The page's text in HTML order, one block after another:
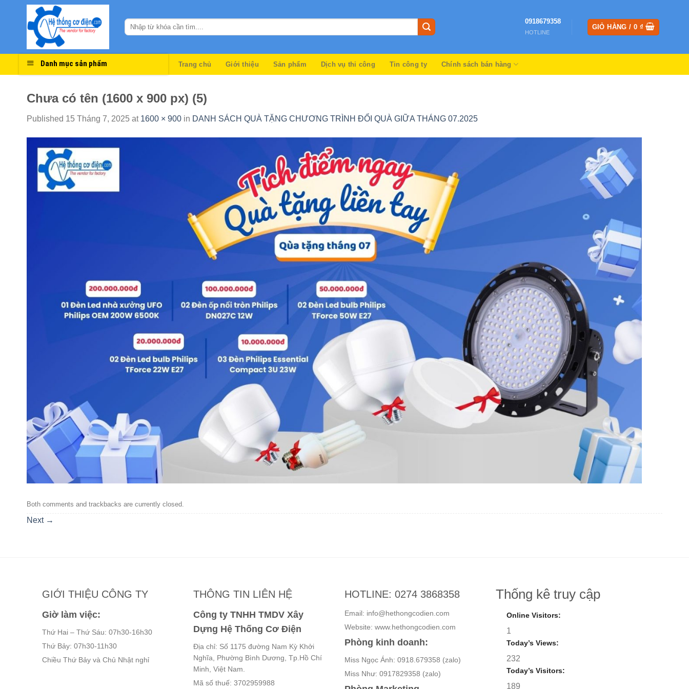
0918679358
HOTLINE
GIỎ HÀNG / 0 ₫
Danh mục sản phẩm Trang chủ Giới thiệu Sản phẩm Dịch vụ thi công Tin công ty Chính sách bán hàng
Chưa có tên (1600 x 900 px) (5)
Published 15 Tháng 7, 2025 at 1600 × 900 in DANH SÁCH QUÀ TẶNG CHƯƠNG TRÌNH ĐỔI QUÀ GIỮA THÁNG 07.2025
Both comments and trackbacks are currently closed.
Next →
GIỚI THIỆU CÔNG TY
Giờ làm việc:
Thứ Hai – Thứ Sáu: 07h30-16h30
Thứ Bảy: 07h30-11h30
Chiều Thứ Bảy và Chủ Nhật nghỉ
THÔNG TIN LIÊN HỆ
Công ty TNHH TMDV Xây
Dựng Hệ Thống Cơ Điện
Địa chỉ: Số 1175 đường Nam Kỳ Khởi
Nghĩa, Phường Bình Dương, Tp.Hồ Chí
Minh, Việt Nam.
Mã số thuế: 3702959988
HOTLINE: 0274 3868358
Email: info@hethongcodien.com
Website: www.hethongcodien.com
Phòng kinh doanh:
Miss Ngọc Ánh: 0918.679358 (zalo)
Miss Như: 0917829358 (zalo)
Thống kê truy cập
Online Visitors:
1
Today’s Views:
232
Today’s Visitors:
189